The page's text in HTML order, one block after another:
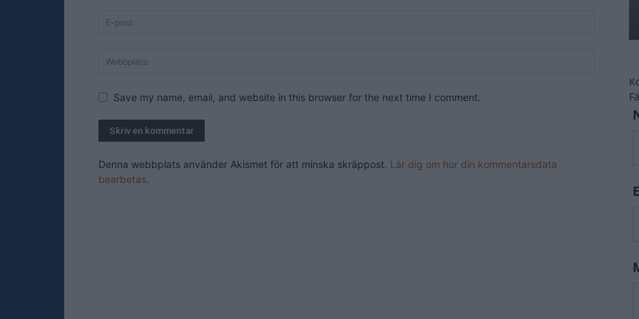
Save my name, email, and website in this browser for the next time I comment.
Denna webbplats använder Akismet för att minska skräppost. Lär dig om hur din kommentarsdata
bearbetas.